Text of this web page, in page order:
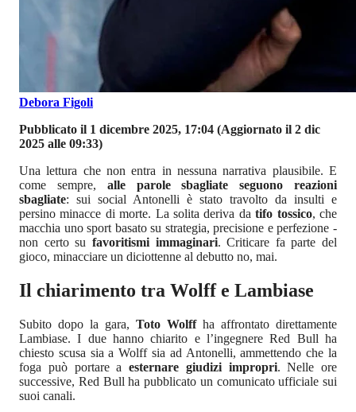
Debora Figoli
Pubblicato il 1 dicembre 2025, 17:04 (Aggiornato il 2 dic
2025 alle 09:33)
Una lettura che non entra in nessuna narrativa plausibile. E
come sempre, alle parole sbagliate seguono reazioni
sbagliate: sui social Antonelli è stato travolto da insulti e
persino minacce di morte. La solita deriva datifo tossico, che
macchia uno sport basato su strategia, precisione e perfezione -
non certo su favoritismi immaginari. Criticare fa parte del
gioco, minacciare un diciottenne al debutto no, mai.
Il chiarimento tra Wolff e Lambiase
Subito dopo la gara, Toto Wolff ha affrontato direttamente
Lambiase. I due hanno chiarito e l’ingegnere Red Bull ha
chiesto scusa sia a Wolff sia ad Antonelli, ammettendo che la
foga può portare a esternare giudizi impropri. Nelle ore
successive, Red Bull ha pubblicato un comunicato ufficiale sui
suoi canali.